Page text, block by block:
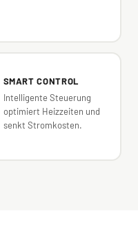
SMART CONTROL
Intelligente Steuerung
optimiert Heizzeiten und
senkt Stromkosten.